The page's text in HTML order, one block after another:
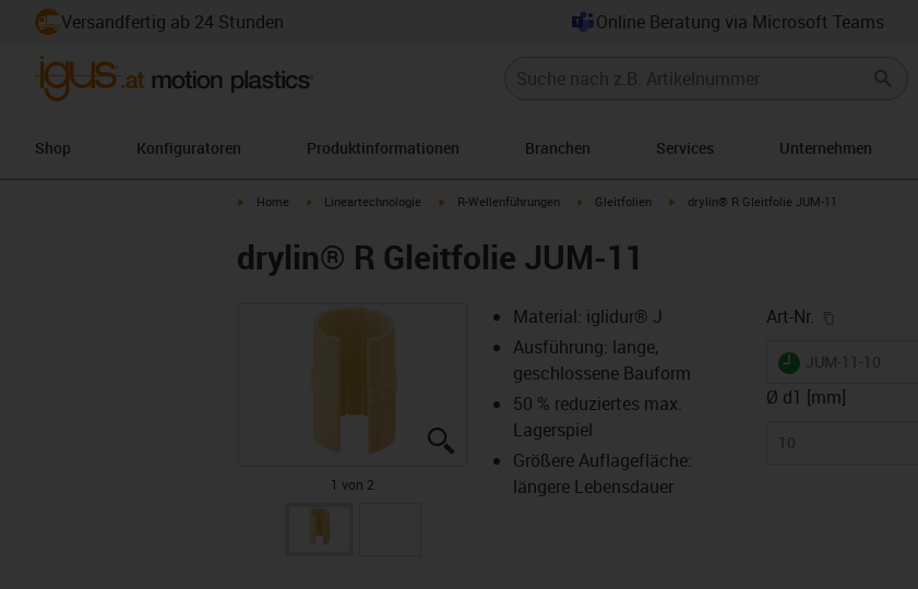
Versandfertig ab 24 Stunden Online Beratung via Microsoft Teams
Shop Konfiguratoren Produktinformationen Branchen Services Unternehmen
igus-icon-arrow-right
Home igus-icon-arrow-right
Lineartechnologie igus-icon-arrow-right
R-Wellenführungen igus-icon-arrow-right
Gleitfolien igus-icon-arrow-right
drylin® R Gleitfolie JUM-11
drylin® R Gleitfolie JUM-11
igus-icon-lupe
igus-icon-lupe
1 von 2
Material: iglidur® J
Ausführung: lange,
geschlossene Bauform
50 % reduziertes max.
Lagerspiel
Größere Auflagefläche:
längere Lebensdauer
Art-Nr.
igus-icon-lieferzeit
JUM-11-10
Ø d1 [mm]
10